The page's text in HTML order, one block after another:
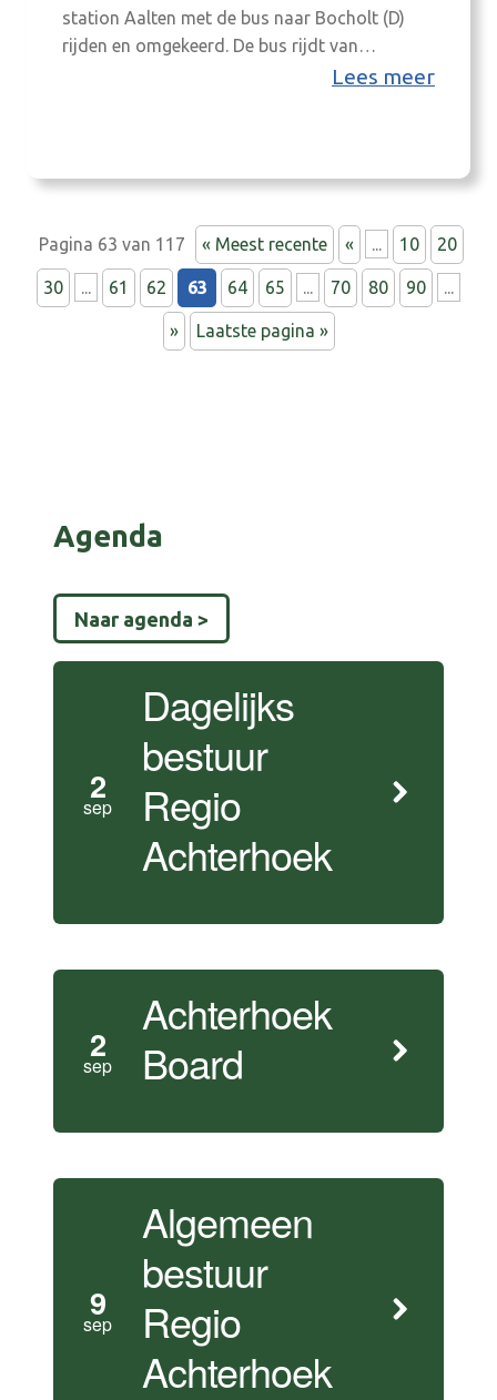
station Aalten met de bus naar Bocholt (D)
rijden en omgekeerd. De bus rijdt van
maandag tot en met zaterdag één keer per
Martin Veldhuizen, wethouder Mobiliteit
Lees meer
Pagina 63 van 117 « Meest recente « ... 10 20
30 ... 61 62 63 64 65 ... 70 80 90 ...
» Laatste pagina »
Agenda
Naar agenda >
2
sep
Dagelijks
bestuur
Regio
Achterhoek
2
sep
Achterhoek
Board
9
sep
Algemeen
bestuur
Regio
Achterhoek